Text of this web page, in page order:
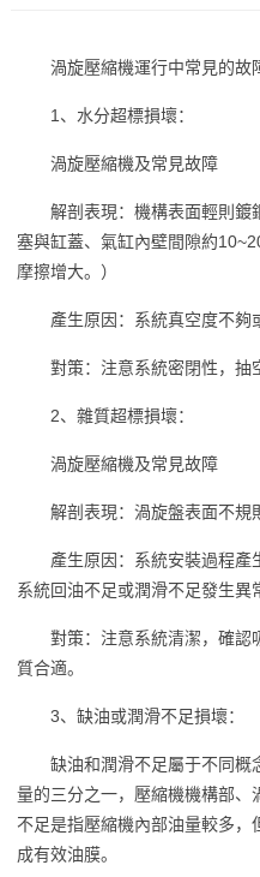
渦旋壓縮機運行中常見的故
1、水分超標損壞：
渦旋壓縮機及常見故障
解剖表現：機構表面輕則鍍
塞與缸蓋、氣缸內壁間隙約
摩擦增大。）
產生原因：系統真空度不夠
對策：注意系統密閉性，抽
2、雜質超標損壞：
渦旋壓縮機及常見故障
解剖表現：渦旋盤表面不規
產生原因：系統安裝過程產
系統回油不足或潤滑不足發生異
對策：注意系統清潔，確認
質合適。
3、缺油或潤滑不足損壞：
缺油和潤滑不足屬于不同概
量的三分之一，壓縮機機構部
不足是指壓縮機內部油量較多
成有效油膜。